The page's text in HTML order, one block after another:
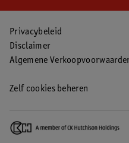
Privacybeleid
Disclaimer
Algemene
Zelf cookies beheren